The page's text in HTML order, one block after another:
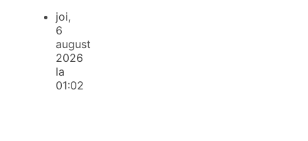
joi,
6
august
2026
la
01:02